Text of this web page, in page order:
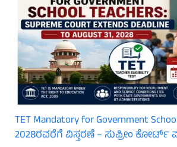
TET Mandatory for Government
2028ರವರೆಗೆ ವಿಸ್ತರಣೆ – ಸುಪ್ರೀಂ ಕೋರ್ಟ್